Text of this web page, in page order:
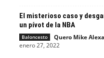
El misterioso caso y
un pívot de la NBA
Baloncesto Quero Mike
enero 27, 2022